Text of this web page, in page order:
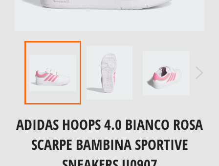
ADIDAS HOOPS 4.0 BIANCO ROSA
SCARPE BAMBINA SPORTIVE